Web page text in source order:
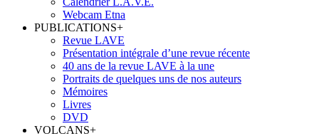
Webcam Etna
PUBLICATIONS+
Revue LAVE
Présentation intégrale d’une revue récente
40 ans de la revue LAVE à la une
Portraits de quelques uns de nos auteurs
Mémoires
Livres
DVD
VOLCANS+